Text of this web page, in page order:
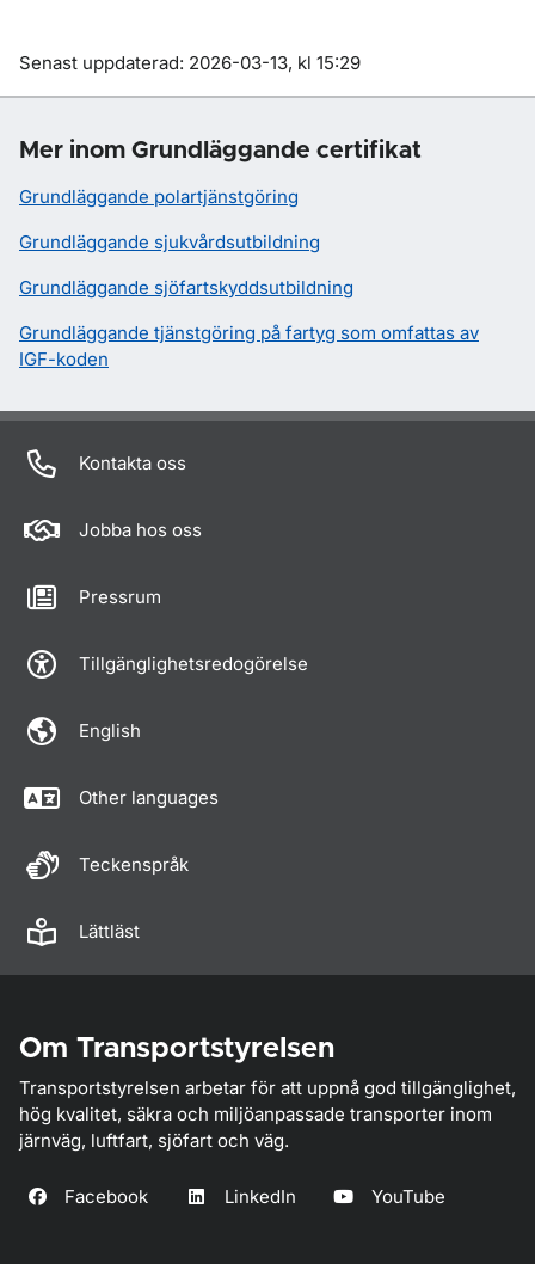
Om sidan
Senast uppdaterad: 2026-03-13, kl 15:29
Mer inom Grundläggande certifikat
Grundläggande polartjänstgöring
Grundläggande sjukvårdsutbildning
Grundläggande sjöfartskyddsutbildning
Grundläggande tjänstgöring på fartyg som omfattas av
IGF-koden
Kontakta oss
Jobba hos oss
Pressrum
Tillgänglighetsredogörelse
English
Other languages
Teckenspråk
Lättläst
Om Transportstyrelsen
Transportstyrelsen arbetar för att uppnå god tillgänglighet,
hög kvalitet, säkra och miljöanpassade transporter inom
järnväg, luftfart, sjöfart och väg.
Facebook LinkedIn YouTube